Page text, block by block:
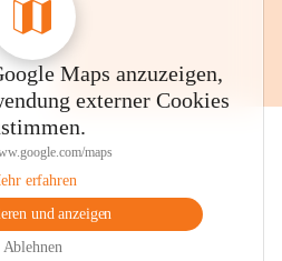
Maps anzuzeigen,
externer Cookies
maps
erfahren
und anzeigen
Ablehnen